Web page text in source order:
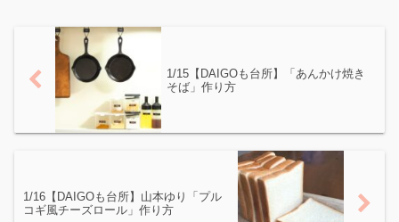
1/15【DAIGOも台所】「あんかけ焼き
そば」作り方
1/16【DAIGOも台所】山本ゆり「プル
コギ風チーズロール」作り方